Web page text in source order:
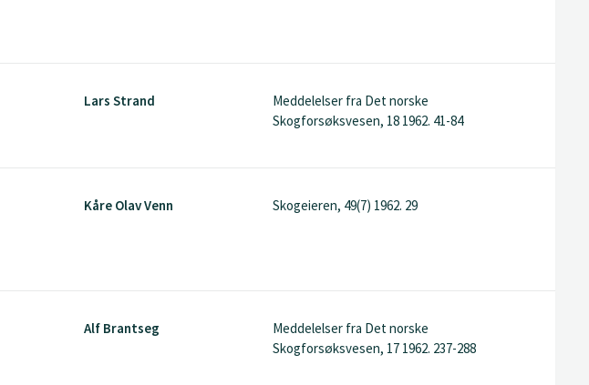
Lars Strand
Meddelelser fra Det norske
Skogforsøksvesen, 18 1962. 41-84
Kåre Olav Venn Skogeieren, 49(7) 1962. 29
Alf Brantseg
Meddelelser fra Det norske
Skogforsøksvesen, 17 1962. 237-288